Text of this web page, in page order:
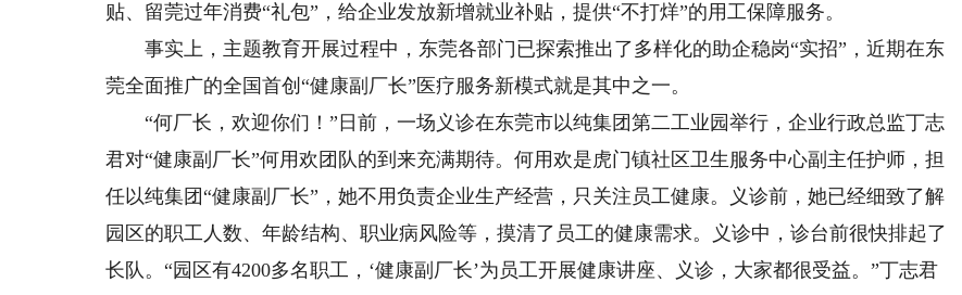
贴、留莞过年消费“礼包”，给企业发放新增就业补贴，提供“不打烊”的用工保障服务。
事实上，主题教育开展过程中，东莞各部门已探索推出了多样化的助企稳岗“实招”，近期在东
莞全面推广的全国首创“健康副厂长”医疗服务新模式就是其中之一。
“何厂长，欢迎你们！”日前，一场义诊在东莞市以纯集团第二工业园举行，企业行政总监丁志
君对“健康副厂长”何用欢团队的到来充满期待。何用欢是虎门镇社区卫生服务中心副主任护师，担
任以纯集团“健康副厂长”，她不用负责企业生产经营，只关注员工健康。义诊前，她已经细致了解
园区的职工人数、年龄结构、职业病风险等，摸清了员工的健康需求。义诊中，诊台前很快排起了
长队。“园区有4200多名职工，‘健康副厂长’为员工开展健康讲座、义诊，大家都很受益。”丁志君